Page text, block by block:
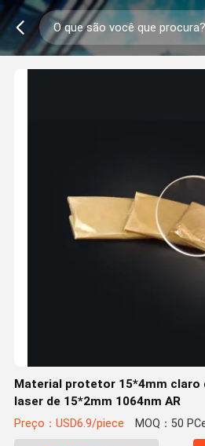
Material protetor 15*4mm claro
laser de 15*2mm 1064nm AR
Preço：USD6.9/piece MOQ：50